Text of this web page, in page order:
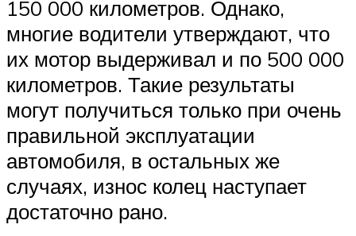
150 000 километров. Однако,
многие водители утверждают, что
их мотор выдерживал и по 500 000
километров. Такие результаты
могут получиться только при очень
правильной эксплуатации
автомобиля, в остальных же
случаях, износ колец наступает
достаточно рано.